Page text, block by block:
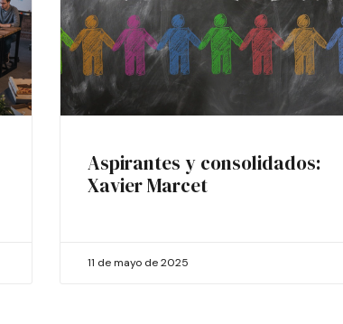
Aspirantes y consolidados:
Xavier Marcet
11 de mayo de 2025